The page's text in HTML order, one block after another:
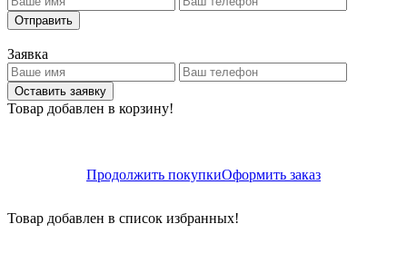
Отправить
Заявка
Оставить заявку
Товар добавлен в корзину!
Продолжить покупкиОформить заказ
Товар добавлен в список избранных!